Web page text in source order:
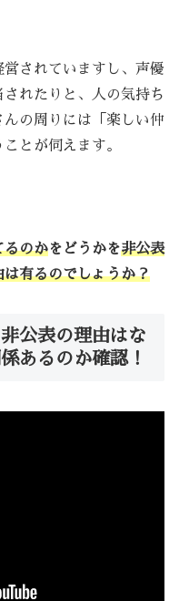
されていますし、声優
れたりと、人の気持ち
の周りには「楽しい仲
とが伺えます。
るのかをどうかを非公表
は有るのでしょうか？
公表の理由はな
あるのか確認！